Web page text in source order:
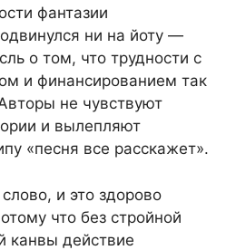
фантазии
ни на йоту —
о том, что трудности с
и финансированием так
не чувствуют
и вылепляют
«песня все расскажет».
и это здорово
что без стройной
канвы действие